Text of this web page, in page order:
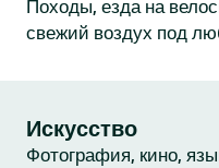
Походы, езда на
свежий воздух под
Искусство
Фотография, кино,